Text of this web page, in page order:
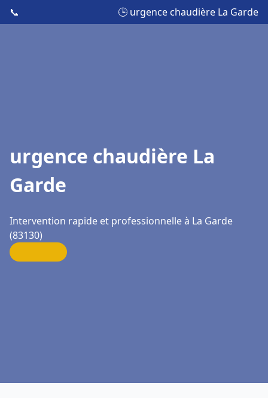
📞 🕒 urgence chaudière La Garde
urgence chaudière La
Garde
Intervention rapide et professionnelle à La Garde
(83130)